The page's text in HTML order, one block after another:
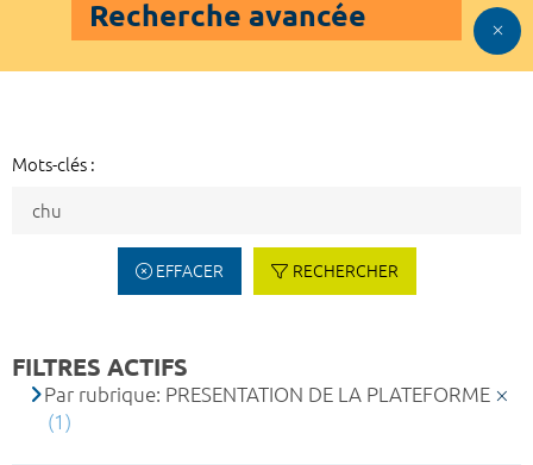
Recherche avancée
Mots-clés :
EFFACER RECHERCHER
FILTRES ACTIFS
Par rubrique: PRESENTATION DE LA PLATEFORME
(1)